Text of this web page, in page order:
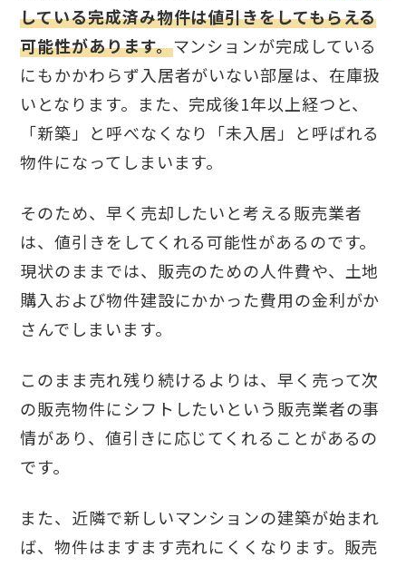
している完成済み物件は値引きをしてもらえる
可能性があります。マンションが完成している
にもかかわらず入居者がいない部屋は、在庫扱
いとなります。また、完成後1年以上経つと、
「新築」と呼べなくなり「未入居」と呼ばれる
物件になってしまいます。
そのため、早く売却したいと考える販売業者
は、値引きをしてくれる可能性があるのです。
現状のままでは、販売のための人件費や、土地
購入および物件建設にかかった費用の金利がか
さんでしまいます。
このまま売れ残り続けるよりは、早く売って次
の販売物件にシフトしたいという販売業者の事
情があり、値引きに応じてくれることがあるの
です。
また、近隣で新しいマンションの建築が始まれ
ば、物件はますます売れにくくなります。販売